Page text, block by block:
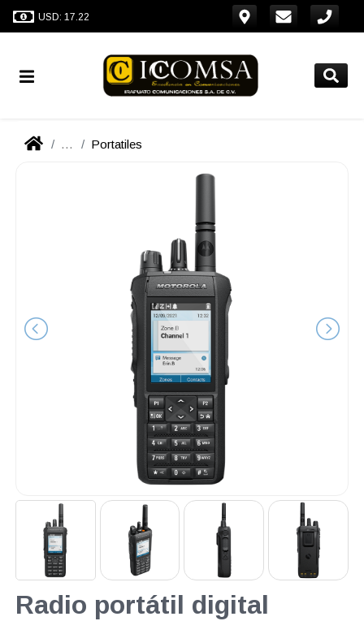
USD: 17.22
... Portatiles
Radio portátil digital